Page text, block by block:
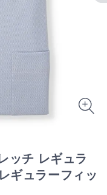
ッチ レギュラ
ギュラーフィッ